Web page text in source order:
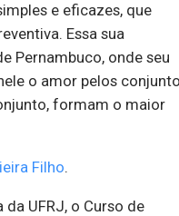
e eficazes, que
Essa sua
Pernambuco, onde seu
o amor pelos
formam o maior
Filho.
UFRJ, o Curso de